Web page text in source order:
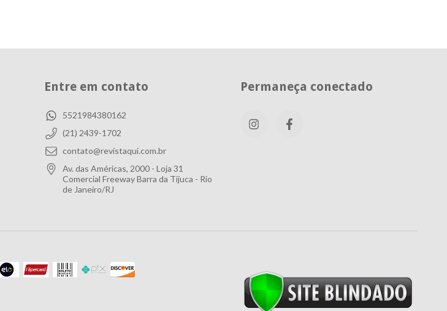
Entre em contato
5521984380162
(21) 2439-1702
contato@revistaqui.com.br
Av. das Américas, 2000 - Loja 31
Comercial Freeway Barra da Tijuca - Rio
de Janeiro/RJ
Permaneça conectado